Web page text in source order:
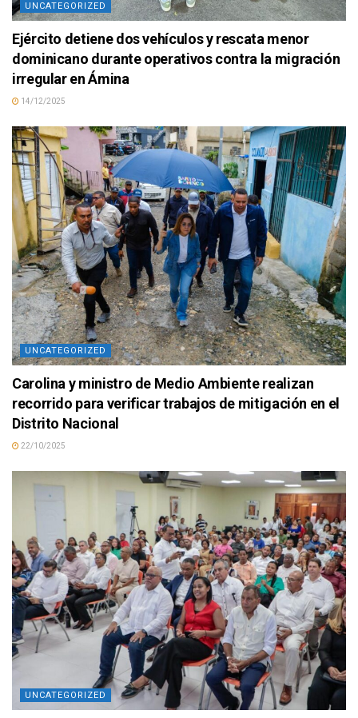
UNCATEGORIZED
Ejército detiene dos vehículos y rescata menor
dominicano durante operativos contra la migración
irregular en Ámina
14/12/2025
UNCATEGORIZED
Carolina y ministro de Medio Ambiente realizan
recorrido para verificar trabajos de mitigación en el
Distrito Nacional
22/10/2025
UNCATEGORIZED